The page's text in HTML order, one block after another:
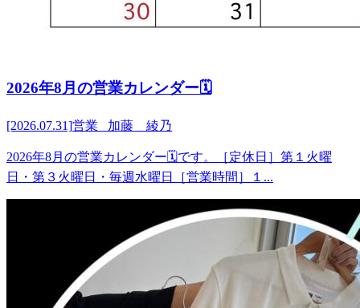
2026年8月の営業カレンダー🗓️
[2026.07.31]営業 加藤 綾乃
2026年8月の営業カレンダー🗓️です。［定休日］第１火曜
日・第３火曜日・毎週水曜日［営業時間］１...